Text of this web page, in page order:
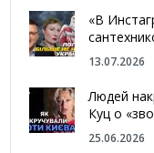
«В
13.07.2026
Людей
Куц о
25.06.2026